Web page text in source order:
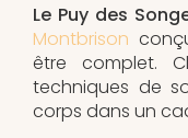
Le Puy des
Montbrison
être complet.
techniques de
corps dans un